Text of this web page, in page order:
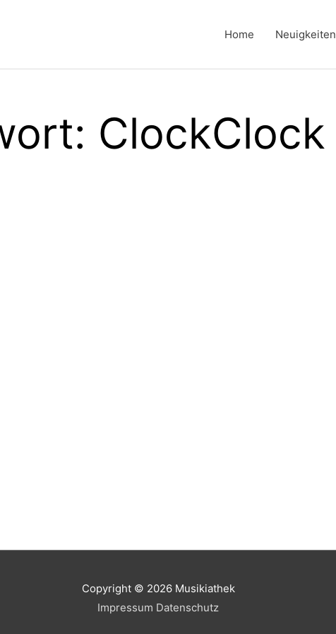
Home Neuigkeiten
ClockClock
Copyright © 2026 Musikiathek
Impressum Datenschutz